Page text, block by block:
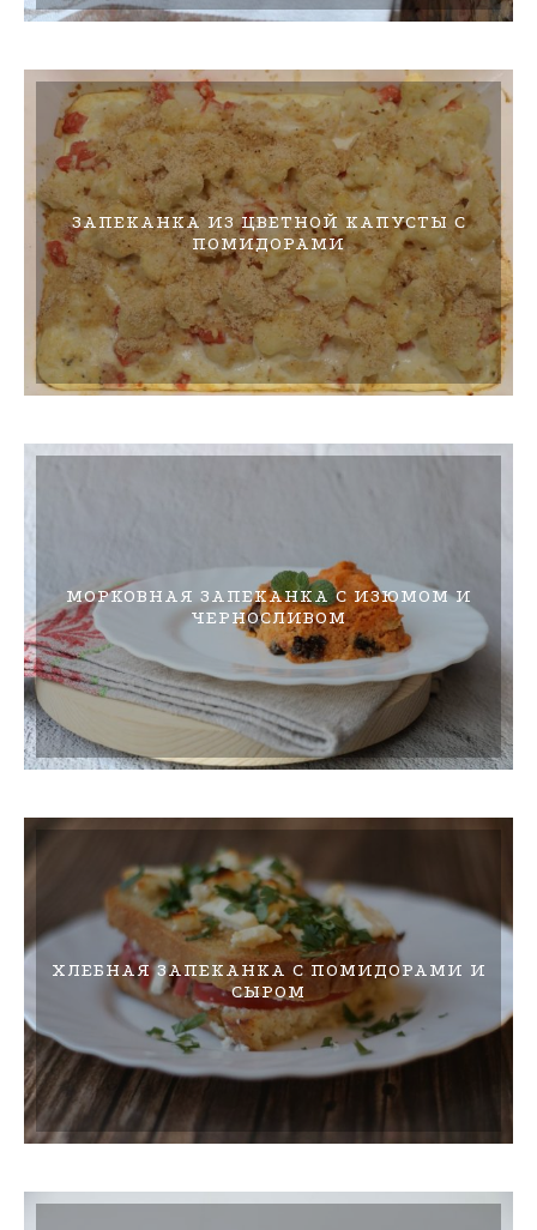
ЗАПЕКАНКА ИЗ ЦВЕТНОЙ КАПУСТЫ С
ПОМИДОРАМИ
МОРКОВНАЯ ЗАПЕКАНКА С ИЗЮМОМ И
ЧЕРНОСЛИВОМ
ХЛЕБНАЯ ЗАПЕКАНКА С ПОМИДОРАМИ И
СЫРОМ